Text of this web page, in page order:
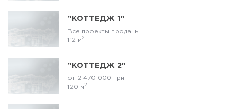
"КОТТЕДЖ 1"
Все проекты проданы
112 м 2
"КОТТЕДЖ 2"
от 2 470 000 грн
120 м 2